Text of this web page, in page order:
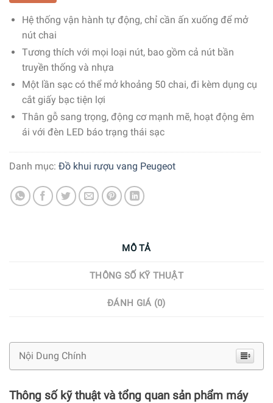
Hệ thống vận hành tự động, chỉ cần ấn xuống để mở
nút chai
Tương thích với mọi loại nút, bao gồm cả nút bần
truyền thống và nhựa
Một lần sạc có thể mở khoảng 50 chai, đi kèm dụng cụ
cắt giấy bạc tiện lợi
Thân gỗ sang trọng, động cơ mạnh mẽ, hoạt động êm
ái với đèn LED báo trạng thái sạc
Danh mục: Đồ khui rượu vang Peugeot
MÔ TẢ
THÔNG SỐ KỸ THUẬT
ĐÁNH GIÁ (0)
Nội Dung Chính
Thông số kỹ thuật và tổng quan sản phẩm máy